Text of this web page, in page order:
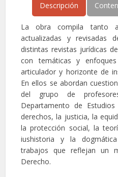
Descripción
La obra compila tanto
actualizadas y revisadas
distintas revistas jurídicas
con temáticas y
articulador y horizonte de
En ellos se abordan
del grupo de
Departamento de
derechos, la justicia, la
la protección social, la
iushistoria y la
trabajos que reflejan un
Derecho.